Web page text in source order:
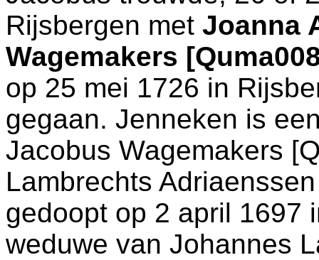
Rijsbergen met Joanna
Wagemakers
op 25 mei 1726 in
gegaan. Jenneken is
Jacobus Wagemakers
Lambrechts
gedoopt op 2 april 1697
weduwe van Johannes